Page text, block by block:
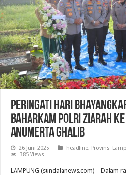
Peringati Hari
Baharkam Polri Ziarah
Anumerta Ghalib
26 Juni 2025 headline, Provinsi
385 Views
LAMPUNG (sundalanews.com) – Dalam